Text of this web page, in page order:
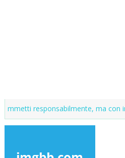
ma con incentivi